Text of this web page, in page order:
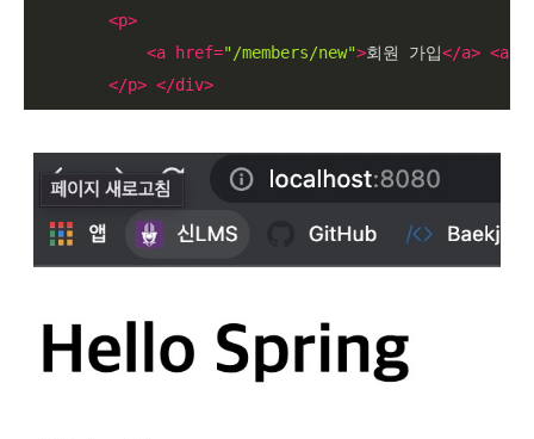
<p>
<a href="/members/new">회원 가입</a> <a
</p> </div>